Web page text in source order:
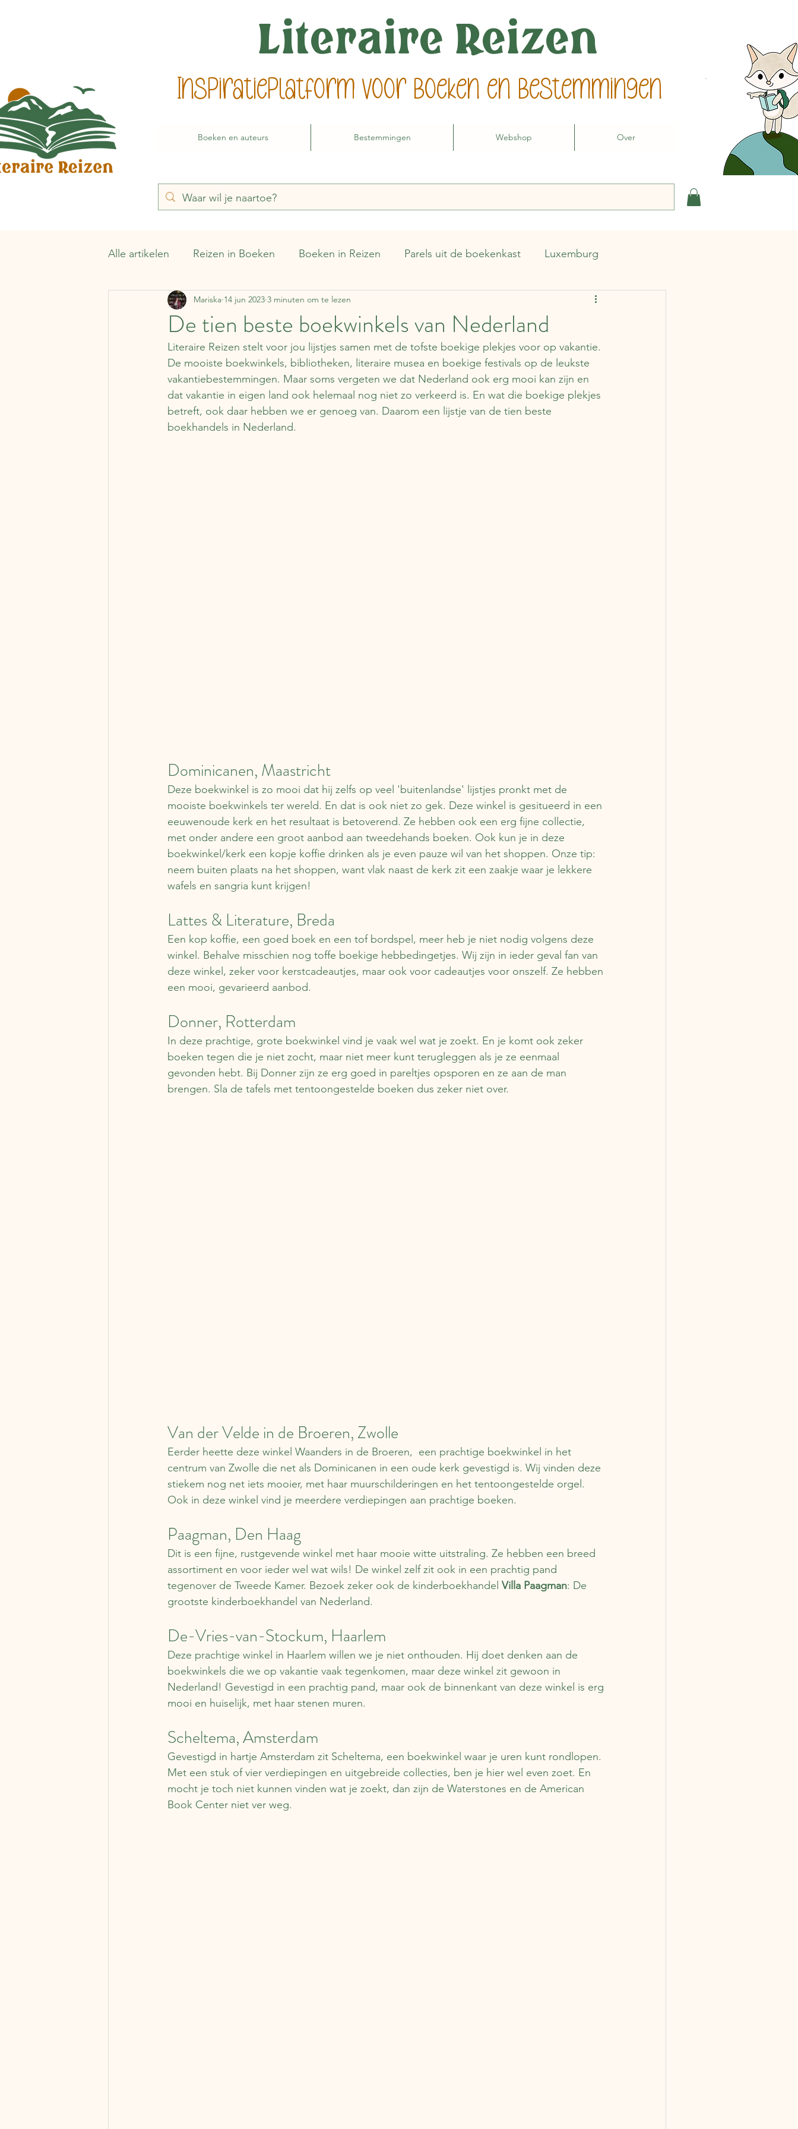
Literaire Reizen
Inspiratieplatform voor boeken en bestemmingen
Boeken en auteurs Bestemmingen Webshop Over
Alle artikelen Reizen in Boeken Boeken in Reizen Parels uit de boekenkast Luxemburg
Denemarken Vervoermiddelen Zweden Spanje
Koffer Columns Ierland Estland Italië Engeland Over boeken IJsland
Nederland België Japan Duitsland Tsjechië China Roemenië Portugal
De tien beste boekwinkels van Nederland
Mariska 14 jun 2023 3 minuten om te lezen
Literaire Reizen stelt voor jou lijstjes samen met de tofste boekige plekjes voor op vakantie.
De mooiste boekwinkels, bibliotheken, literaire musea en boekige festivals op de leukste
vakantiebestemmingen. Maar soms vergeten we dat Nederland ook erg mooi kan zijn en
dat vakantie in eigen land ook helemaal nog niet zo verkeerd is. En wat die boekige plekjes
betreft, ook daar hebben we er genoeg van. Daarom een lijstje van de tien beste
boekhandels in Nederland.
Dominicanen, Maastricht
Deze boekwinkel is zo mooi dat hij zelfs op veel 'buitenlandse' lijstjes pronkt met de
mooiste boekwinkels ter wereld. En dat is ook niet zo gek. Deze winkel is gesitueerd in een
eeuwenoude kerk en het resultaat is betoverend. Ze hebben ook een erg fijne collectie,
met onder andere een groot aanbod aan tweedehands boeken. Ook kun je in deze
boekwinkel/kerk een kopje koffie drinken als je even pauze wil van het shoppen. Onze tip:
neem buiten plaats na het shoppen, want vlak naast de kerk zit een zaakje waar je lekkere
wafels en sangria kunt krijgen!
Lattes & Literature, Breda
Een kop koffie, een goed boek en een tof bordspel, meer heb je niet nodig volgens deze
winkel. Behalve misschien nog toffe boekige hebbedingetjes. Wij zijn in ieder geval fan van
deze winkel, zeker voor kerstcadeautjes, maar ook voor cadeautjes voor onszelf. Ze hebben
een mooi, gevarieerd aanbod.
Donner, Rotterdam
In deze prachtige, grote boekwinkel vind je vaak wel wat je zoekt. En je komt ook zeker
boeken tegen die je niet zocht, maar niet meer kunt terugleggen als je ze eenmaal
gevonden hebt. Bij Donner zijn ze erg goed in pareltjes opsporen en ze aan de man
brengen. Sla de tafels met tentoongestelde boeken dus zeker niet over.
Van der Velde in de Broeren, Zwolle
Eerder heette deze winkel Waanders in de Broeren,  een prachtige boekwinkel in het
centrum van Zwolle die net als Dominicanen in een oude kerk gevestigd is. Wij vinden deze
stiekem nog net iets mooier, met haar muurschilderingen en het tentoongestelde orgel.
Ook in deze winkel vind je meerdere verdiepingen aan prachtige boeken.
Paagman, Den Haag
Dit is een fijne, rustgevende winkel met haar mooie witte uitstraling. Ze hebben een breed
assortiment en voor ieder wel wat wils! De winkel zelf zit ook in een prachtig pand
tegenover de Tweede Kamer. Bezoek zeker ook de kinderboekhandel Villa Paagman: De
grootste kinderboekhandel van Nederland.
De-Vries-van-Stockum, Haarlem
Deze prachtige winkel in Haarlem willen we je niet onthouden. Hij doet denken aan de
boekwinkels die we op vakantie vaak tegenkomen, maar deze winkel zit gewoon in
Nederland! Gevestigd in een prachtig pand, maar ook de binnenkant van deze winkel is erg
mooi en huiselijk, met haar stenen muren.
Scheltema, Amsterdam
Gevestigd in hartje Amsterdam zit Scheltema, een boekwinkel waar je uren kunt rondlopen.
Met een stuk of vier verdiepingen en uitgebreide collecties, ben je hier wel even zoet. En
mocht je toch niet kunnen vinden wat je zoekt, dan zijn de Waterstones en de American
Book Center niet ver weg.